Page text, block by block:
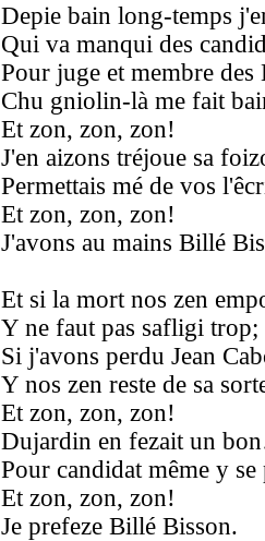
Depie bain long-temps
Qui va manqui des
Pour juge et membre des
Chu gniolin-là me fait
Et zon, zon, zon!
J'en aizons tréjoue sa
Permettais mé de vos
Et zon, zon, zon!
J'avons au mains Billé
Et si la mort nos zen
Y ne faut pas safligi trop;
Si j'avons perdu Jean
Y nos zen reste de sa
Et zon, zon, zon!
Dujardin en fezait un
Pour candidat même y se
Et zon, zon, zon!
Je prefeze Billé Bisson.